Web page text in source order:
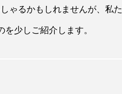
ゃるかもしれませんが、私た
少しご紹介します。